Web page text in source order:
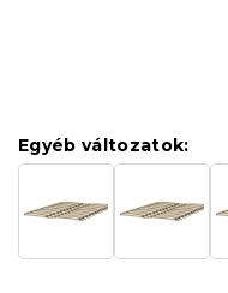
Egyéb változatok: